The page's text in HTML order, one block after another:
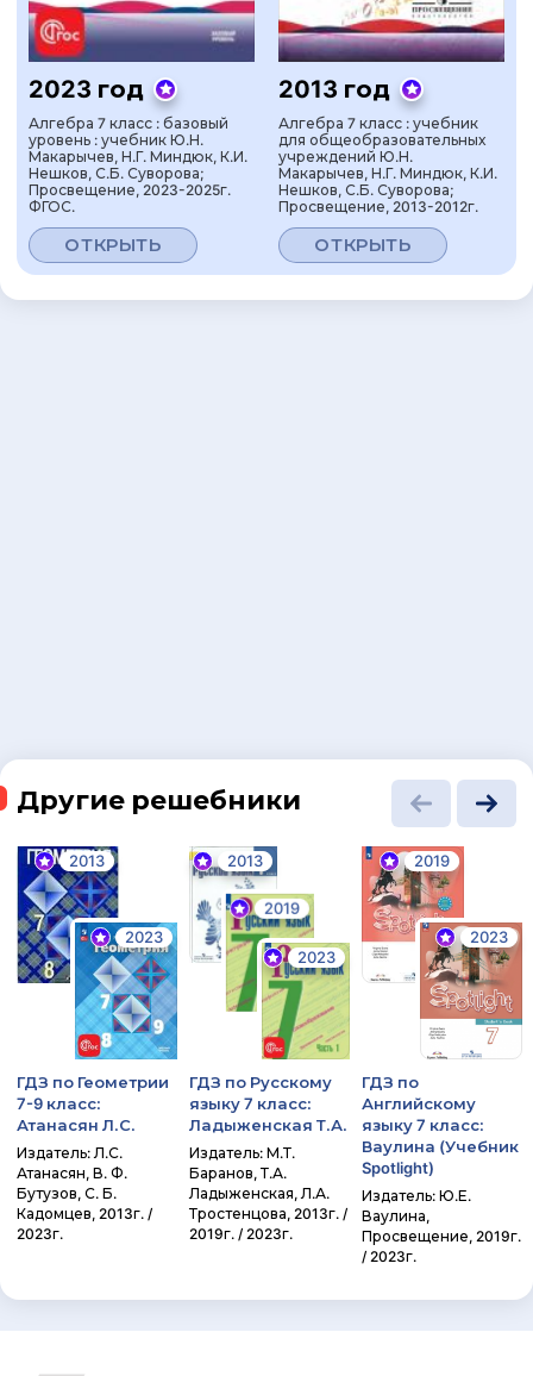
2023 год
Алгебра 7 класс : базовый
уровень : учебник Ю.Н.
Макарычев, Н.Г. Миндюк, К.И.
Нешков, С.Б. Суворова;
Просвещение, 2023-2025г.
ФГОС.
ОТКРЫТЬ
2013 год
Алгебра 7 класс : учебник
для общеобразовательных
учреждений Ю.Н.
Макарычев, Н.Г. Миндюк, К.И.
Нешков, С.Б. Суворова;
Просвещение, 2013-2012г.
ОТКРЫТЬ
Другие решебники
2013
2023
ГДЗ по Геометрии
7-9 класс:
Атанасян Л.С.
Издатель: Л.С.
Атанасян, В. Ф.
Бутузов, С. Б.
Кадомцев, 2013г. /
2023г.
2013
2019
2023
ГДЗ по Русскому
языку 7 класс:
Ладыженская Т.А.
Издатель: М.Т.
Баранов, Т.А.
Ладыженская, Л.А.
Тростенцова, 2013г. /
2019г. / 2023г.
2019
2023
ГДЗ по
Английскому
языку 7 класс:
Ваулина (Учебник
Spotlight)
Издатель: Ю.Е.
Ваулина,
Просвещение, 2019г.
/ 2023г.